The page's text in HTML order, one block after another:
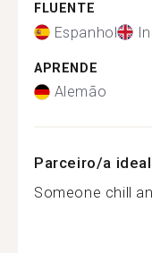
FLUENTE
Espanhol
APRENDE
Alemão
Parceiro/a
Someone chill